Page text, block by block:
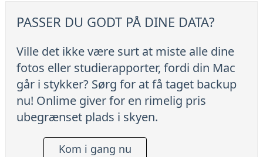
PASSER DU GODT PÅ DINE DATA?
Ville det ikke være surt at miste alle dine
fotos eller studierapporter, fordi din Mac
går i stykker? Sørg for at få taget backup
nu! Onlime giver for en rimelig pris
ubegrænset plads i skyen.
Kom i gang nu